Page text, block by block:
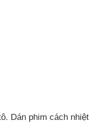
Dán phim cách nhiệt